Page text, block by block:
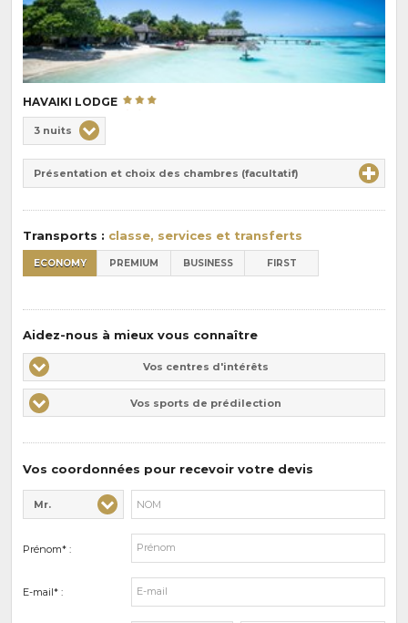
HAVAIKI LODGE
de
pension
:
Durée
3 nuits
Présentation et choix des chambres (facultatif)
Transports : classe, services et transferts
ECONOMY PREMIUM BUSINESS FIRST
Aidez-nous à mieux vous connaître
Vos
centres
d'intérêts
Vos centres d'intérêts
Vos
sports
de
Vos sports de prédilection
Vos coordonnées pour recevoir votre devis
Civilité* :
Mr.
Nom* :
Prénom* :
E-mail* :